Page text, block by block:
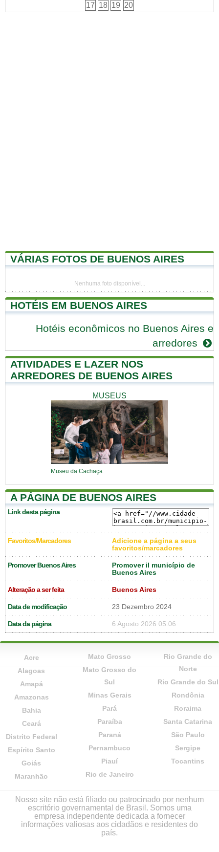
17 18 19 20
VÁRIAS FOTOS DE BUENOS AIRES
Nenhuma foto disponível...
HOTÉIS EM BUENOS AIRES
Hotéis econômicos no Buenos Aires e
arredores
ATIVIDADES E LAZER NOS
ARREDORES DE BUENOS AIRES
MUSEUS
Museu da Cachaça
A PÁGINA DE BUENOS AIRES
Link desta página
Favoritos/Marcadores
Adicione a página a seus
favoritos/marcadores
Promover Buenos Aires
Promover il município de
Buenos Aires
Alteração a ser feita Buenos Aires
Data de modificação 23 Dezembro 2024
Data da página 6 Agosto 2026 05:06
Acre
Alagoas
Amapá
Amazonas
Bahia
Ceará
Distrito Federal
Espírito Santo
Goiás
Maranhão
Mato Grosso
Mato Grosso do
Sul
Minas Gerais
Pará
Paraíba
Paraná
Pernambuco
Piauí
Rio de Janeiro
Rio Grande do
Norte
Rio Grande do Sul
Rondônia
Roraima
Santa Catarina
São Paulo
Sergipe
Tocantins
Nosso site não está filiado ou patrocinado por nenhum
escritório governamental de Brasil. Somos uma
empresa independente dedicada a fornecer
informações valiosas aos cidadãos e residentes do
país.